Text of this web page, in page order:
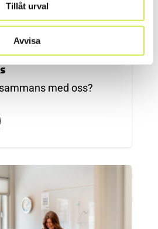
Tillåt urval
Avvisa
med oss?